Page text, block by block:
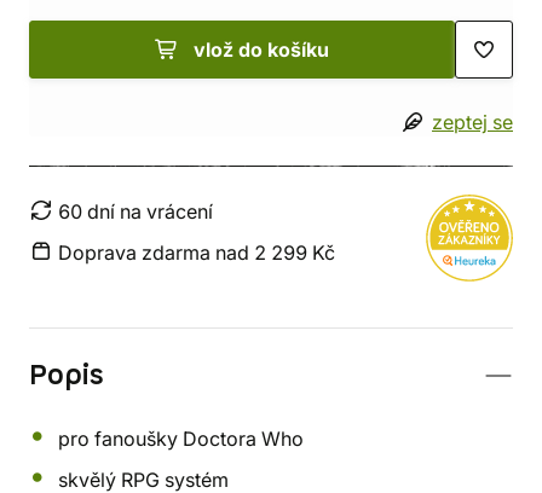
vlož do košíku
zeptej se
60 dní na vrácení
Doprava zdarma nad 2 299 Kč
Popis
pro fanoušky Doctora Who
skvělý RPG systém